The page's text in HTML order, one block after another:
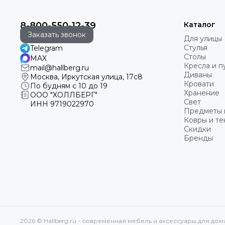
8-800-550-12-39
Заказать звонок
Telegram
MAX
mail@hallberg.ru
Москва, Иркутская улица, 17с8
По будням с 10 до 19
ООО "ХОЛЛБЕРГ"
ИНН 9719022970
Каталог
Для улицы
Стулья
Столы
Кресла и
Диваны
Кровати
Хранение
Свет
Предметы
Ковры и
Скидки
Бренды
2026 © Hallberg.ru - современная мебель и аксессуары для